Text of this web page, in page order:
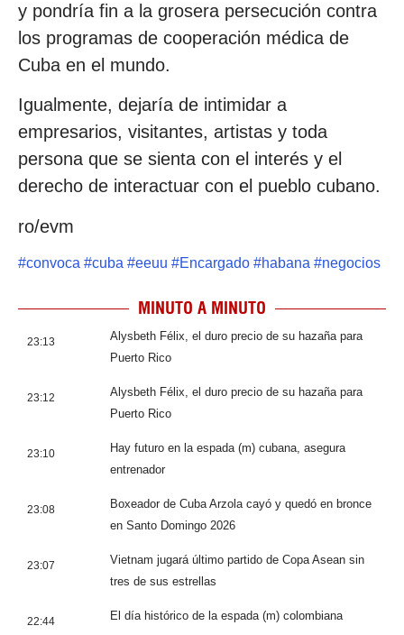
y pondría fin a la grosera persecución contra
los programas de cooperación médica de
Cuba en el mundo.
Igualmente, dejaría de intimidar a
empresarios, visitantes, artistas y toda
persona que se sienta con el interés y el
derecho de interactuar con el pueblo cubano.
ro/evm
#convoca #cuba #eeuu #Encargado #habana #negocios
MINUTO A MINUTO
23:13
Alysbeth Félix, el duro precio de su hazaña para
Puerto Rico
23:12
Alysbeth Félix, el duro precio de su hazaña para
Puerto Rico
23:10
Hay futuro en la espada (m) cubana, asegura
entrenador
23:08
Boxeador de Cuba Arzola cayó y quedó en bronce
en Santo Domingo 2026
23:07
Vietnam jugará último partido de Copa Asean sin
tres de sus estrellas
22:44 El día histórico de la espada (m) colombiana